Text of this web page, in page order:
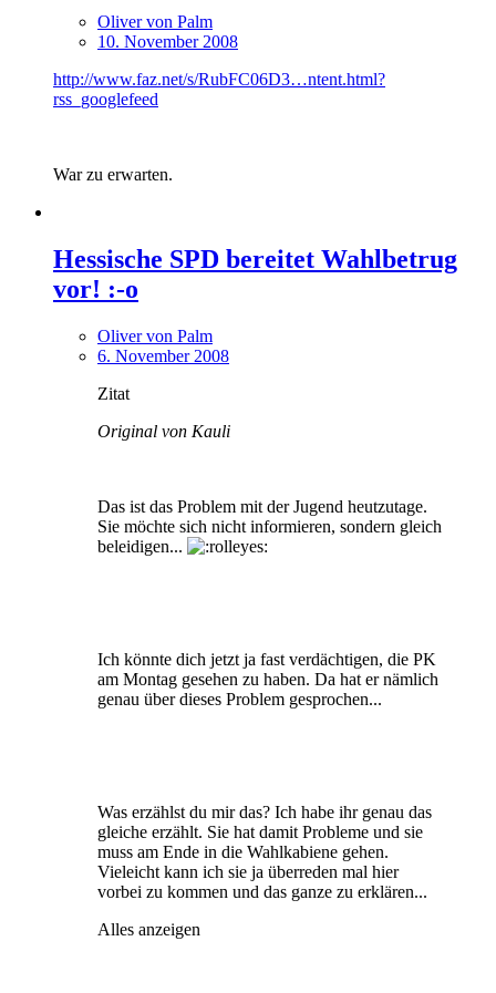
Oliver von Palm
10. November 2008
http://www.faz.net/s/RubFC06D3…ntent.html?
rss_googlefeed
War zu erwarten.
Hessische SPD bereitet Wahlbetrug
vor! :-o
Oliver von Palm
6. November 2008
Zitat
Original von Kauli
Das ist das Problem mit der Jugend heutzutage.
Sie möchte sich nicht informieren, sondern gleich
beleidigen...
Ich könnte dich jetzt ja fast verdächtigen, die PK
am Montag gesehen zu haben. Da hat er nämlich
genau über dieses Problem gesprochen...
Was erzählst du mir das? Ich habe ihr genau das
gleiche erzählt. Sie hat damit Probleme und sie
muss am Ende in die Wahlkabiene gehen.
Vieleicht kann ich sie ja überreden mal hier
vorbei zu kommen und das ganze zu erklären...
Alles anzeigen